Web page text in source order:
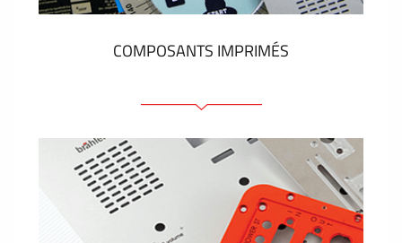
COMPOSANTS IMPRIMÉS
Faces avant plastique
Clavier a membrane
Plaques industrielles métalliques
Autocollants et étiquettes